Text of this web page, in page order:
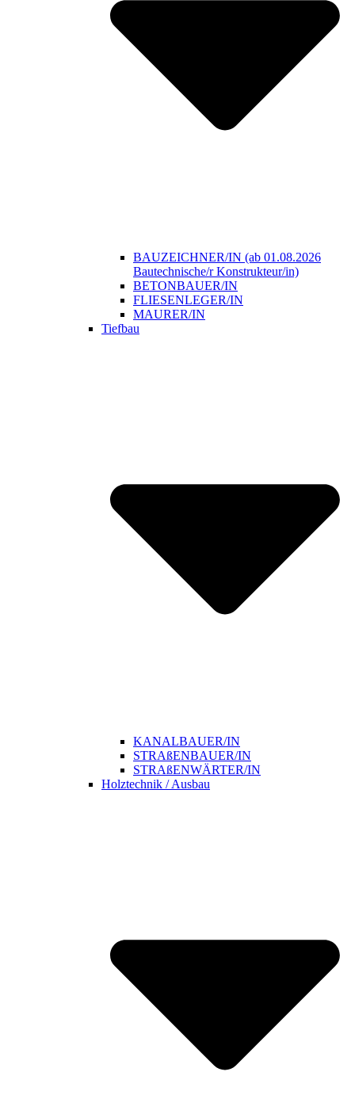
BAUZEICHNER/IN (ab 01.08.2026
Bautechnische/r Konstrukteur/in)
BETONBAUER/IN
FLIESENLEGER/IN
MAURER/IN
Tiefbau
KANALBAUER/IN
STRAßENBAUER/IN
STRAßENWÄRTER/IN
Holztechnik / Ausbau